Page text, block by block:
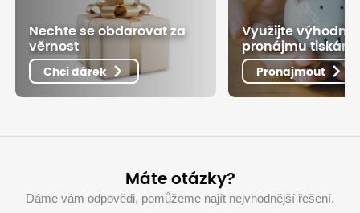
Nechte se obdarovat za
věrnost
Chci dárek
Využijte
pronájmu
Pronajmout
Máte otázky?
Dáme vám odpovědi, pomůžeme najít nejvhodnější řešení.